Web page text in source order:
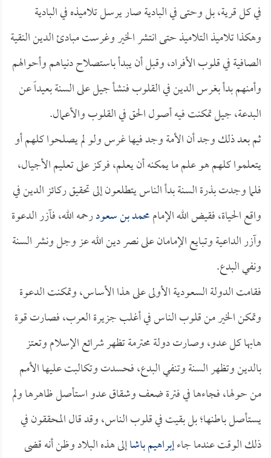
في كل قرية، بل وحتى في البادية صار يرسل تلاميذه في البادية
وهكذا تلاميذ التلاميذ حتى انتشر الخير وغرست مبادئ الدين النقية
الصافية في قلوب الأفراد، وقبل أن يبدأ باستصلاح دنياهم وأحوالهم
وأمنهم بدأ بغرس الدين في القلوب فنشأ جيل على السنة بعيداً عن
البدعة، جيل تمكنت فيه أصول الحق في القلوب والأعمال.
ثم بعد ذلك وجد أن الأمة وجد فيها غرس ولو لم يصلحوا كلهم أو
يتعلموا كلهم هو علم ما يمكنه أن يعلم، فركز على تعليم الأجيال،
فلما وجدت بذرة السنة بدأ الناس يتطلعون إلى تحقيق ركائز الدين في
واقع الحياة، فقيض الله الإماممحمد بن سعودرحمه الله، فآزر الدعوة
وآزر الداعية وتبايع الإمامان على نصر دين الله عز وجل ونشر السنة
ونفي البدع.
فقامت الدولة السعودية الأولى على هذا الأساس، وتمكنت الدعوة
وتمكن الخير من قلوب الناس في أغلب جزيرة العرب، فصارت قوة
هابها كل عدو، وصارت دولة محترمة تظهر شرائع الإسلام وتعتز
بالدين وتظهر السنة وتنفي البدع، فحسدت وتكالبت عليها الأمم
من حولها، فجاءها في فترة ضعف وشقاق عدو استأصل ظاهرها ولم
يستأصل باطنها؛ بل بقيت في قلوب الناس، وقد قال المحققون في
ذلك الوقت عندما جاءإبراهيم باشاإلى هذه البلاد وظن أنه قضى